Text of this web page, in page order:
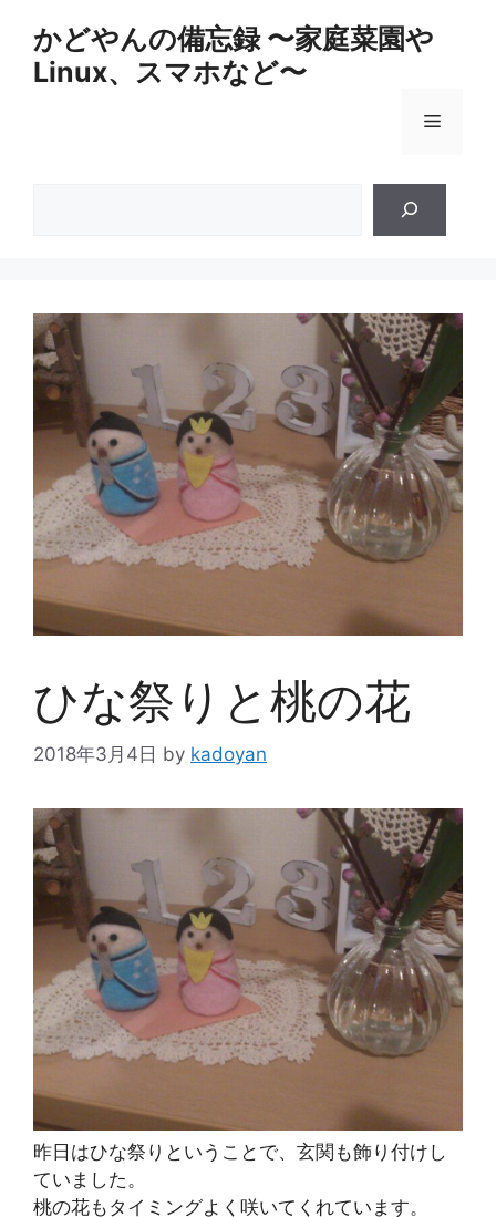
かどやんの備忘録 〜家庭菜園や
Linux、スマホなど〜
メ
ニ
ー
ひな祭りと桃の花
2018年3月4日 by kadoyan
昨日はひな祭りということで、玄関も飾り付けし
ていました。
桃の花もタイミングよく咲いてくれています。